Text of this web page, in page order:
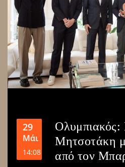
29
Μάι
14:08
Ολυμπιακός:
Μητσοτάκη
από τον